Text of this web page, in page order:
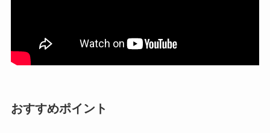
おすすめポイント